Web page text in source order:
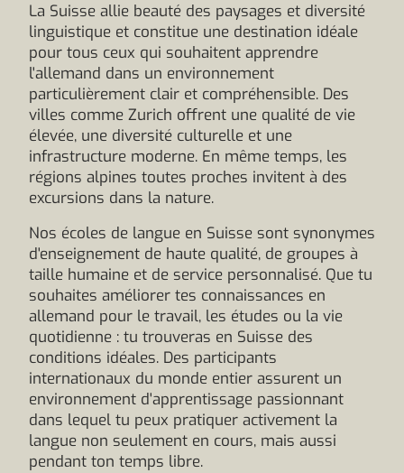
La Suisse allie beauté des paysages et diversité
linguistique et constitue une destination idéale
pour tous ceux qui souhaitent apprendre
l'allemand dans un environnement
particulièrement clair et compréhensible. Des
villes comme Zurich offrent une qualité de vie
élevée, une diversité culturelle et une
infrastructure moderne. En même temps, les
régions alpines toutes proches invitent à des
excursions dans la nature.
Nos écoles de langue en Suisse sont synonymes
d'enseignement de haute qualité, de groupes à
taille humaine et de service personnalisé. Que tu
souhaites améliorer tes connaissances en
allemand pour le travail, les études ou la vie
quotidienne : tu trouveras en Suisse des
conditions idéales. Des participants
internationaux du monde entier assurent un
environnement d'apprentissage passionnant
dans lequel tu peux pratiquer activement la
langue non seulement en cours, mais aussi
pendant ton temps libre.